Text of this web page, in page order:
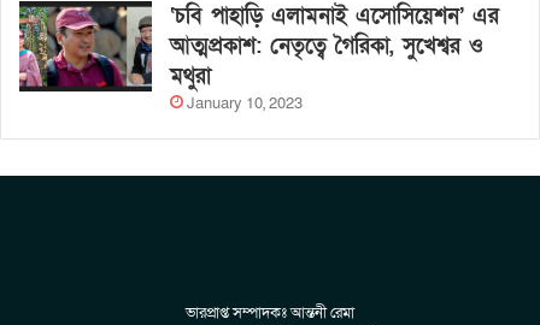
‘চবি পাহাড়ি এলামনাই এসোসিয়েশন’ এর
আত্মপ্রকাশ: নেতৃত্বে গৈরিকা, সুখেশ্বর ও
মথুরা
January 10, 2023
ভারপ্রাপ্ত সম্পাদকঃ আন্তনী রেমা